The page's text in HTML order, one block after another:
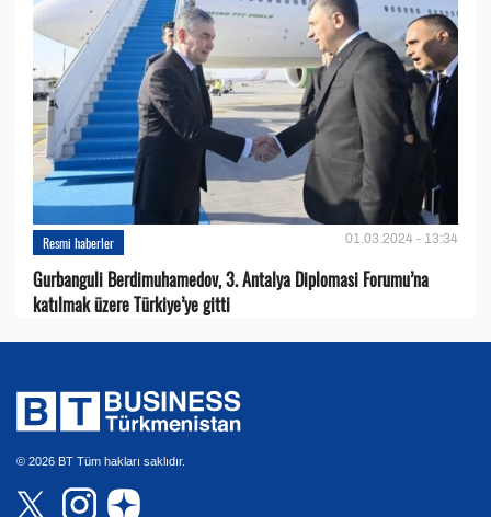
Resmi haberler 01.03.2024 - 13:34
Gurbanguli Berdimuhamedov, 3. Antalya Diplomasi Forumu’na
katılmak üzere Türkiye’ye gitti
© 2026 BT Tüm hakları saklıdır.